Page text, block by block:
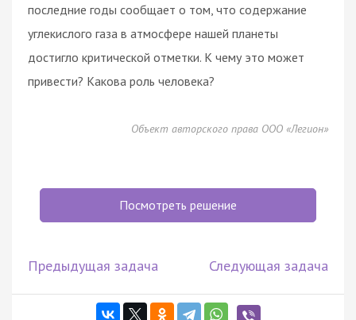
последние годы сообщает о том, что содержание
углекислого газа в атмосфере нашей планеты
достигло критической отметки. К чему это может
привести? Какова роль человека?
Объект авторского права ООО «Легион»
Посмотреть решение
Предыдущая задача Следующая задача